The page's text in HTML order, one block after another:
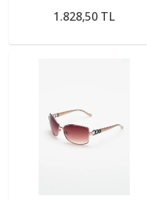
1.828,50 TL